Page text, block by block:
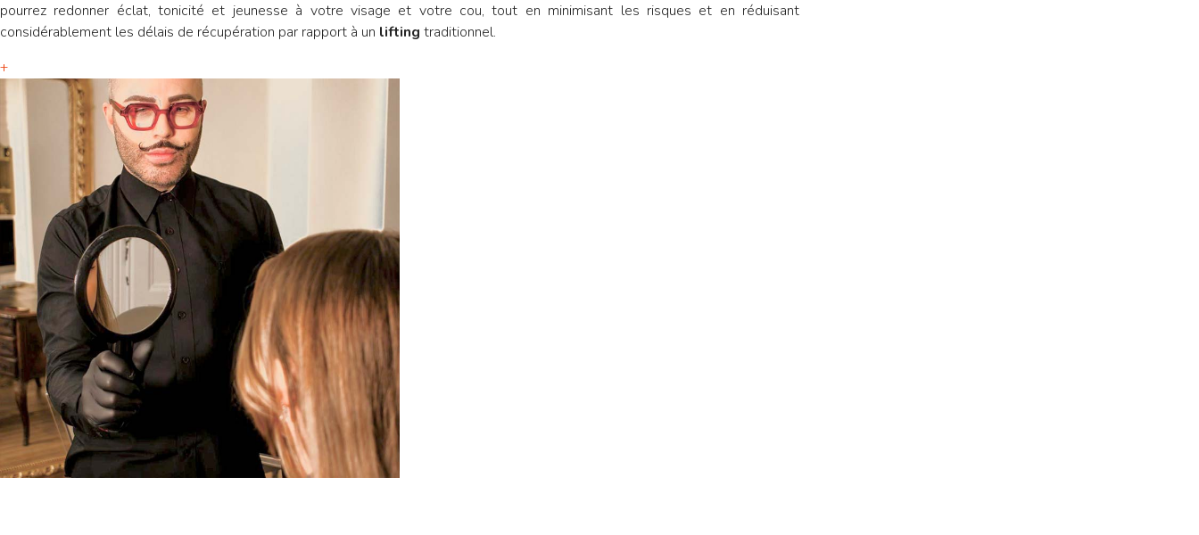
pourrez redonner éclat, tonicité et jeunesse à votre visage et votre cou, tout en minimisant les risques et en réduisant
considérablement les délais de récupération par rapport à un lifting traditionnel.
+